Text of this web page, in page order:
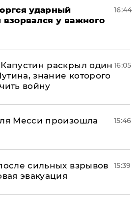
ударный
у важного
16:44
раскрыл один
знание которого
войну
16:05
Месси произошла
15:46
сильных взрывов
эвакуация
15:39